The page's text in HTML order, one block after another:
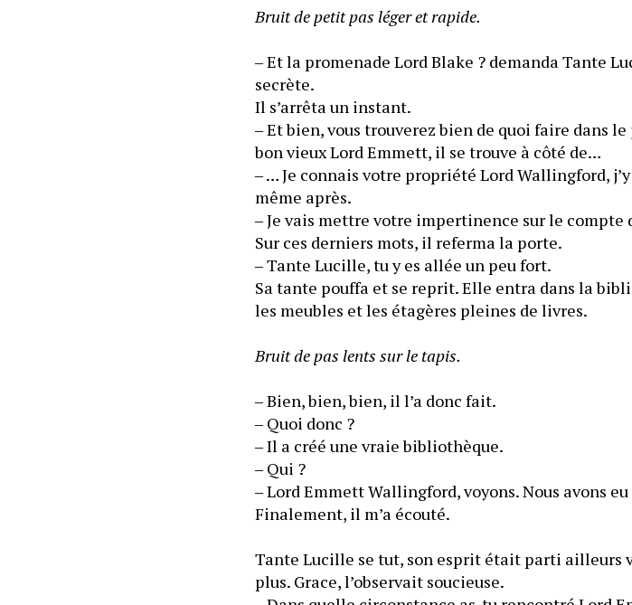
Bruit de petit pas léger et rapide.
‒ Et la promenade Lord Blake ? demanda Tante
secrète.
Il s’arrêta un instant.
‒ Et bien, vous trouverez bien de quoi faire dans
bon vieux Lord Emmett, il se trouve à côté de…
‒ … Je connais votre propriété Lord Wallingford,
même après.
‒ Je vais mettre votre impertinence sur le
Sur ces derniers mots, il referma la porte.
‒ Tante Lucille, tu y es allée un peu fort.
Sa tante pouffa et se reprit. Elle entra dans la
les meubles et les étagères pleines de livres.
Bruit de pas lents sur le tapis.
‒ Bien, bien, bien, il l’a donc fait.
‒ Quoi donc ?
‒ Qui ?
‒ Lord Emmett Wallingford, voyons. Nous avons
Finalement, il m’a écouté.
Tante Lucille se tut, son esprit était parti ailleurs
plus. Grace, l’observait soucieuse.